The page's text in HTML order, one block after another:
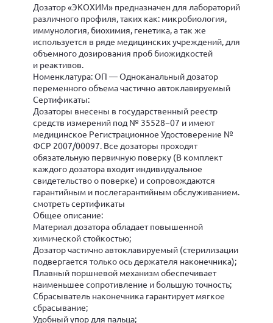
Дозатор «ЭКОХИМ» предназначен для лабораторий
различного профиля, таких как: микробиология,
иммунология, биохимия, генетика, а так же
используется в ряде медицинских учреждений, для
объемного дозирования проб биожидкостей
и реактивов.
Номенклатура: ОП — Одноканальный дозатор
переменного объема частично автоклавируемый
Сертификаты:
Дозаторы внесены в государственный реестр
средств измерений под № 35528−07 и имеют
медицинское Регистрационное Удостоверение №
ФСР 2007/00097. Все дозаторы проходят
обязательную первичную поверку (В комплект
каждого дозатора входит индивидуальное
свидетельство о поверке) и сопровождаются
гарантийным и послегарантийным обслуживанием.
смотреть сертификаты
Общее описание:
Материал дозатора обладает повышенной
химической стойкостью;
Дозатор частично автоклавируемый (стерилизации
подвергается только ось держателя наконечника);
Плавный поршневой механизм обеспечивает
наименьшее сопротивление и большую точность;
Сбрасыватель наконечника гарантирует мягкое
сбрасывание;
Удобный упор для пальца;